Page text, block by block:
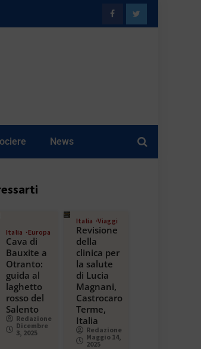
News
Italia Europa
Cava di
Bauxite a
Otranto:
guida al
laghetto
rosso del
Salento
Redazione
Dicembre
3, 2025
Italia Viaggi
Revisione
della
clinica per
la salute
di Lucia
Magnani,
Castrocaro
Terme,
Italia
Redazione
Maggio 14,
2025